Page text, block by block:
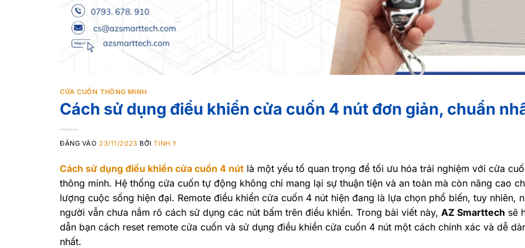
CỬA CUỐN THÔNG MINH
Cách sử dụng điều khiển cửa cuốn 4 nút đơn giản, chuẩn
ĐĂNG VÀO 23/11/2023 BỞITINH Y
Cách sử dụng điều khiển cửa cuốn 4 nút là một yếu tố quan trọng để tối ưu hóa trải nghiệm với cửa
thông minh. Hệ thống cửa cuốn tự động không chỉ mang lại sự thuận tiện và an toàn mà còn nâng cao
lượng cuộc sống hiện đại. Remote điều khiển cửa cuốn 4 nút hiện đang là lựa chọn phổ biến, tuy nhiên,
người vẫn chưa nắm rõ cách sử dụng các nút bấm trên điều khiển. Trong bài viết này, AZ Smarttech sẽ
dẫn bạn cách reset remote cửa cuốn và sử dụng điều khiển cửa cuốn 4 nút một cách chính xác và dễ
nhất.